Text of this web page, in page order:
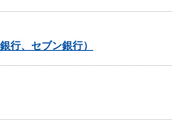
行、セブン銀行）